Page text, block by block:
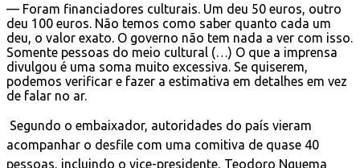
— Foram financiadores culturais. Um deu 50 euros, outro
deu 100 euros. Não temos como saber quanto cada um
deu, o valor exato. O governo não tem nada a ver com isso.
Somente pessoas do meio cultural (…) O que a imprensa
divulgou é uma soma muito excessiva. Se quiserem,
podemos verificar e fazer a estimativa em detalhes em vez
de falar no ar.
Segundo o embaixador, autoridades do país vieram
acompanhar o desfile com uma comitiva de quase 40
pessoas, incluindo o vice-presidente, Teodoro Nguema